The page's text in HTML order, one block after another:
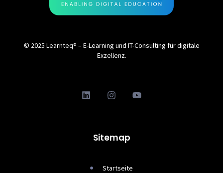
© 2025 Learnteq® – E-Learning und IT-Consulting für digitale
Exzellenz.
Sitemap
Startseite